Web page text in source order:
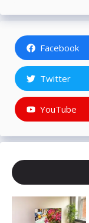
Facebook
Twitter
YouTube